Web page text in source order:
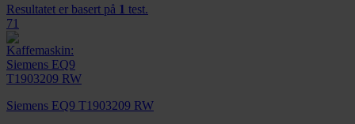
Resultatet er basert på 1 test.
71
Siemens EQ9 T1903209 RW